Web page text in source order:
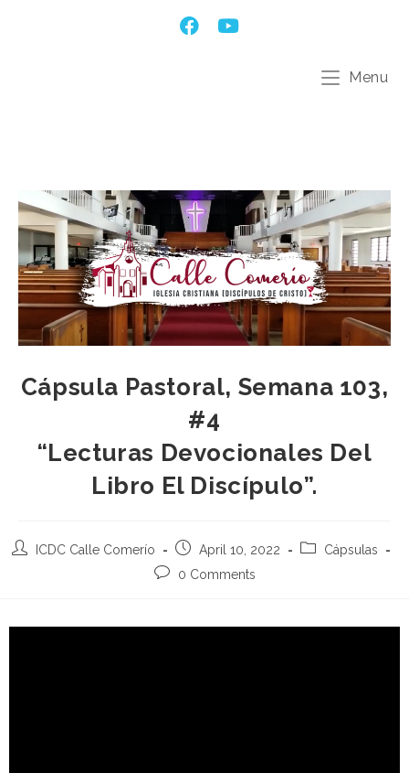
Menu
Cápsula Pastoral, Semana 103,
#4
“Lecturas Devocionales Del
Libro El Discípulo”.
ICDC Calle Comerío April 10, 2022
Cápsulas
0 Comments